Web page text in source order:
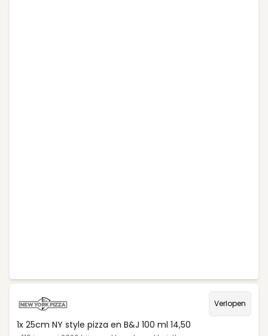
Verlopen
1x 25cm NY style pizza en B&J 100 ml 14,50